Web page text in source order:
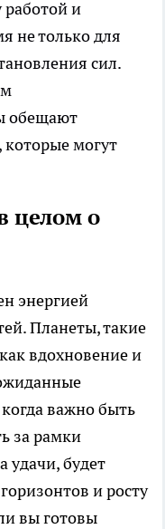
работой и
не только для
сил.
обещают
могут
целом о
энергией
Планеты, такие
вдохновение и
важно быть
за рамки
удачи, будет
и росту
вы готовы